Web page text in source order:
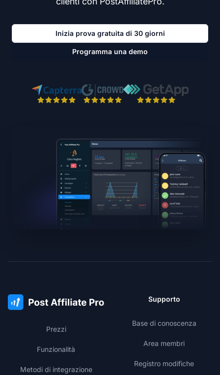
Inizia prova gratuita di 30 giorni
Programma una demo
Prezzi
Funzionalità
Metodi di integrazione
Supporto
Base di conoscenza
Area membri
Registro modifiche